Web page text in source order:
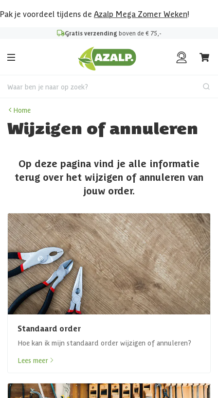
Pak je voordeel tijdens de Azalp Mega Zomer Weken!
Gratis verzending boven de € 75,-
Waar ben je naar op zoek?
Home
Wijzigen of annuleren
Op deze pagina vind je alle informatie
terug over het wijzigen of annuleren van
jouw order.
Standaard order
Hoe kan ik mijn standaard order wijzigen of annuleren?
Lees meer